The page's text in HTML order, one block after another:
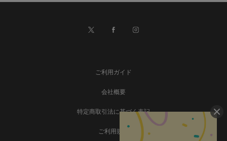
ご利用ガイド
会社概要
特定商取引法に基づく表記
ご利用規約